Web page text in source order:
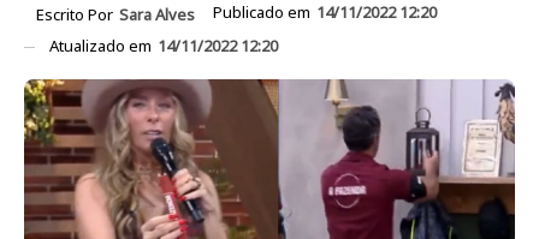
Escrito Por Sara Alves Publicado em 14/11/2022 12:20
Atualizado em 14/11/2022 12:20